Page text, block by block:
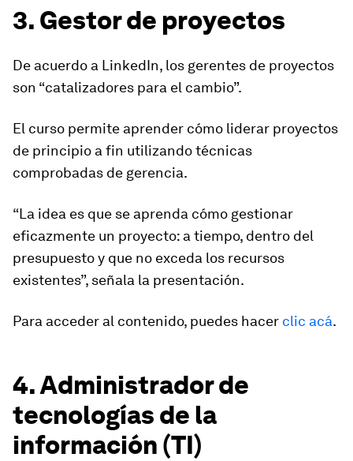
3. Gestor de proyectos
De acuerdo a LinkedIn, los gerentes de proyectos
son “catalizadores para el cambio”.
El curso permite aprender cómo liderar proyectos
de principio a fin utilizando técnicas
comprobadas de gerencia.
“La idea es que se aprenda cómo gestionar
eficazmente un proyecto: a tiempo, dentro del
presupuesto y que no exceda los recursos
existentes”, señala la presentación.
Para acceder al contenido, puedes hacer clic acá.
4. Administrador de
tecnologías de la
información (TI)